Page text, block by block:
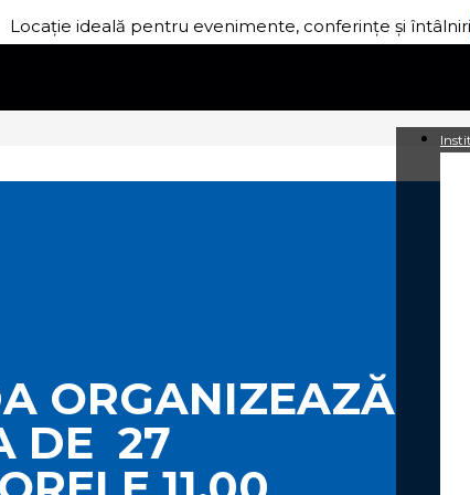
Locație ideală pentru evenimente, conferințe și întâlniri
ORGANIZEAZĂ
DE 27